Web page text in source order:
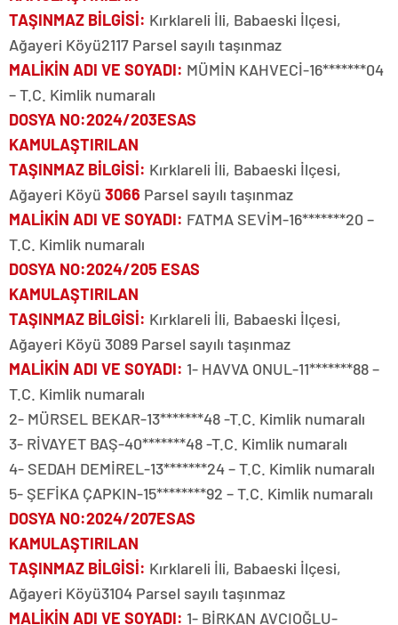
TAŞINMAZ BİLGİSİ: Kırklareli İli, Babaeski İlçesi,
Ağayeri Köyü2117 Parsel sayılı taşınmaz
MALİKİN ADI VE SOYADI: MÜMİN KAHVECİ-16*******04
– T.C. Kimlik numaralı
DOSYA NO:2024/203ESAS
KAMULAŞTIRILAN
TAŞINMAZ BİLGİSİ: Kırklareli İli, Babaeski İlçesi,
Ağayeri Köyü 3066 Parsel sayılı taşınmaz
MALİKİN ADI VE SOYADI: FATMA SEVİM-16*******20 –
T.C. Kimlik numaralı
DOSYA NO:2024/205 ESAS
KAMULAŞTIRILAN
TAŞINMAZ BİLGİSİ: Kırklareli İli, Babaeski İlçesi,
Ağayeri Köyü 3089 Parsel sayılı taşınmaz
MALİKİN ADI VE SOYADI: 1- HAVVA ONUL-11*******88 –
T.C. Kimlik numaralı
2- MÜRSEL BEKAR-13*******48 -T.C. Kimlik numaralı
3- RİVAYET BAŞ-40*******48 -T.C. Kimlik numaralı
4- SEDAH DEMİREL-13*******24 – T.C. Kimlik numaralı
5- ŞEFİKA ÇAPKIN-15********92 – T.C. Kimlik numaralı
DOSYA NO:2024/207ESAS
KAMULAŞTIRILAN
TAŞINMAZ BİLGİSİ: Kırklareli İli, Babaeski İlçesi,
Ağayeri Köyü3104 Parsel sayılı taşınmaz
MALİKİN ADI VE SOYADI: 1- BİRKAN AVCIOĞLU-